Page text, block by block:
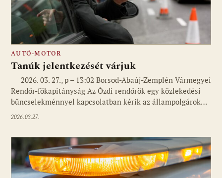
AUTÓ-MOTOR
Tanúk jelentkezését várjuk
2026. 03. 27., p – 13:02 Borsod-Abaúj-Zemplén Vármegyei
Rendőr-főkapitányság Az Ózdi rendőrök egy közlekedési
bűncselekménnyel kapcsolatban kérik az állampolgárok…
2026.03.27.